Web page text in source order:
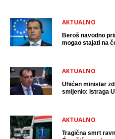
AKTUALNO
Beroš navodno
mogao stajati na
AKTUALNO
Uhićen ministar
smijenio: Istraga
AKTUALNO
Tragična smrt